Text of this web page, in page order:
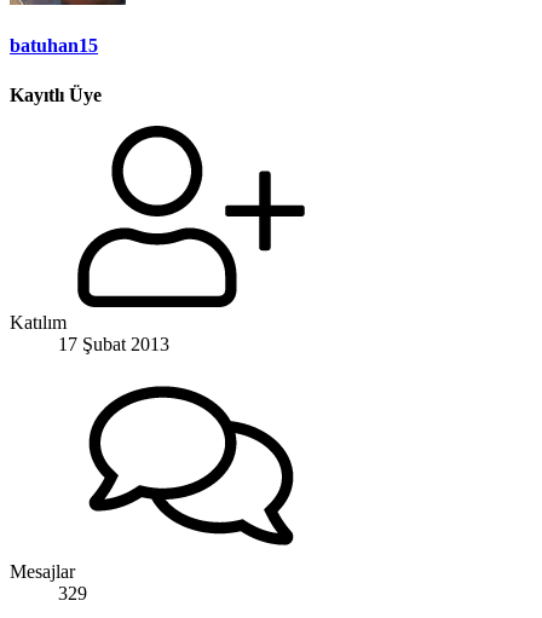
batuhan15
Kayıtlı Üye
Katılım
17 Şubat 2013
Mesajlar
329